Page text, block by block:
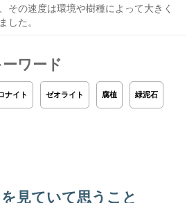
その速度は環境や樹種によって大きく
した。
ワード
ナイト ゼオライト 腐植 緑泥石
見ていて思うこと